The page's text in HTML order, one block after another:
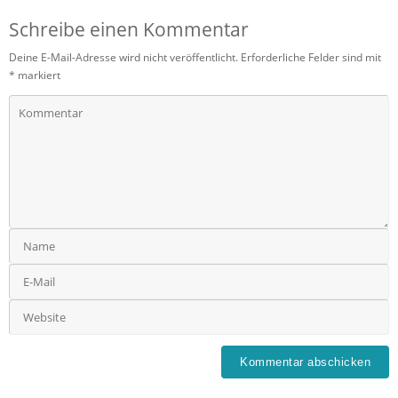
Schreibe einen Kommentar
Deine E-Mail-Adresse wird nicht veröffentlicht. Erforderliche Felder sind mit
* markiert